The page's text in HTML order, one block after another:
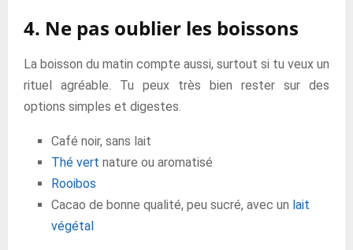
4. Ne pas oublier les boissons
La boisson du matin compte aussi, surtout si tu veux un
rituel agréable. Tu peux très bien rester sur des
options simples et digestes.
Café noir, sans lait
Thé vert nature ou aromatisé
Rooibos
Cacao de bonne qualité, peu sucré, avec un lait
végétal